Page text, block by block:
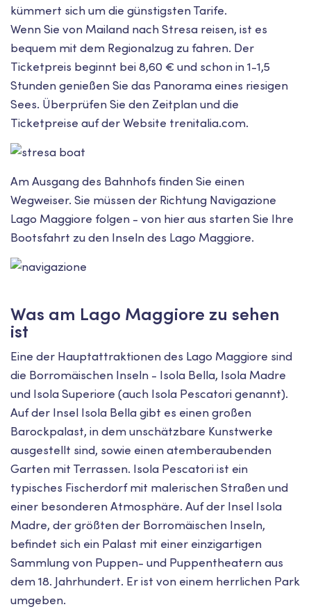
kümmert sich um die günstigsten Tarife.
Wenn Sie von Mailand nach Stresa reisen, ist es
bequem mit dem Regionalzug zu fahren. Der
Ticketpreis beginnt bei 8,60 € und schon in 1-1,5
Stunden genießen Sie das Panorama eines riesigen
Sees. Überprüfen Sie den Zeitplan und die
Ticketpreise auf der Website trenitalia.com.
Am Ausgang des Bahnhofs finden Sie einen
Wegweiser. Sie müssen der Richtung Navigazione
Lago Maggiore folgen - von hier aus starten Sie Ihre
Bootsfahrt zu den Inseln des Lago Maggiore.
Was am Lago Maggiore zu sehen
ist
Eine der Hauptattraktionen des Lago Maggiore sind
die Borromäischen Inseln - Isola Bella, Isola Madre
und Isola Superiore (auch Isola Pescatori genannt).
Auf der Insel Isola Bella gibt es einen großen
Barockpalast, in dem unschätzbare Kunstwerke
ausgestellt sind, sowie einen atemberaubenden
Garten mit Terrassen. Isola Pescatori ist ein
typisches Fischerdorf mit malerischen Straßen und
einer besonderen Atmosphäre. Auf der Insel Isola
Madre, der größten der Borromäischen Inseln,
befindet sich ein Palast mit einer einzigartigen
Sammlung von Puppen- und Puppentheatern aus
dem 18. Jahrhundert. Er ist von einem herrlichen Park
umgeben.